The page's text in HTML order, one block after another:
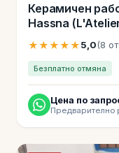
Керамичен
Hassna
★★★★★5,0(8
Безплатно отмяна
Цена по
Предварително